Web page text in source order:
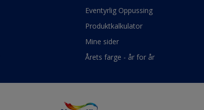
Eventyrlig Oppussing
Produktkalkulator
Mine sider
Årets farge - år for år